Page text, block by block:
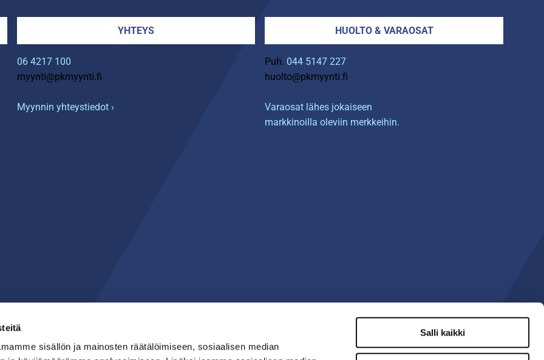
sisällön ja mainosten räätälöimiseen, sosiaalisen median
Salli kaikki
YHTEYS
06 4217 100
myynti@pkmyynti.fi
Myynnin yhteystiedot ›
HUOLTO & VARAOSAT
Puh. 044 5147 227
huolto@pkmyynti.fi
Varaosat lähes jokaiseen
markkinoilla oleviin merkkeihin.